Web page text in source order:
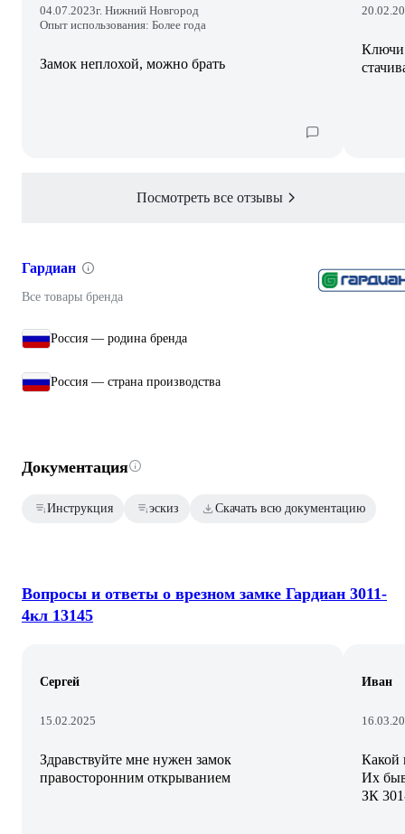
04.07.2023г. Нижний Новгород
Опыт использования: Более года
Замок неплохой, можно брать
Ключи
Посмотреть все отзывы
Гардиан
Все товары бренда
Россия — родина бренда
Россия — страна производства
Документация
Инструкция эскиз Скачать всю документацию
Вопросы и ответы о врезном замке Гардиан 3011-
4кл 13145
Сергей
15.02.2025
Здравствуйте мне нужен замок
правосторонним открыванием
Иван
Какой
Их
ЗК